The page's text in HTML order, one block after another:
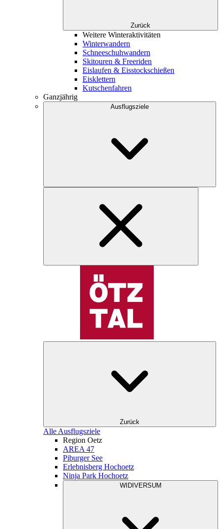
Zurück
Weitere Winteraktivitäten
Winterwandern
Schneeschuhwandern
Skitouren & Freeriden
Eislaufen & Eisstockschießen
Eisklettern
Kutschenfahren
Ganzjährig
Ausflugsziele
Zurück
Alle Ausflugsziele
Region Oetz
AREA 47
Piburger See
Erlebnisberg Hochoetz
Ninja Park Hochoetz
WIDIVERSUM